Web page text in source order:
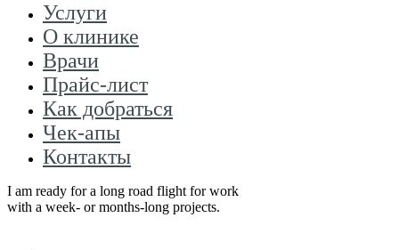
Услуги
О клинике
Врачи
Прайс-лист
Как добраться
Чек-апы
Контакты
I am ready for a long road flight for work
with a week- or months-long projects.